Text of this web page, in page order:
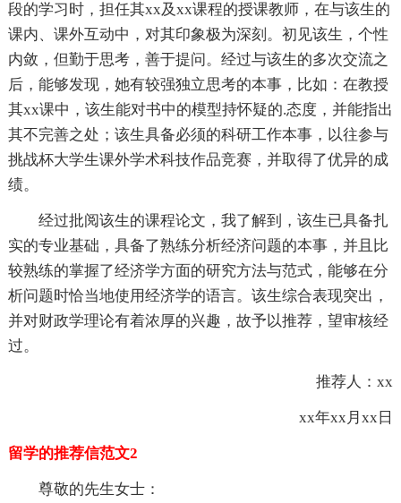
段的学习时，担任其xx及xx课程的授课教师，在与该生的
课内、课外互动中，对其印象极为深刻。初见该生，个性
内敛，但勤于思考，善于提问。经过与该生的多次交流之
后，能够发现，她有较强独立思考的本事，比如：在教授
其xx课中，该生能对书中的模型持怀疑的.态度，并能指出
其不完善之处；该生具备必须的科研工作本事，以往参与
挑战杯大学生课外学术科技作品竞赛，并取得了优异的成
绩。
经过批阅该生的课程论文，我了解到，该生已具备扎
实的专业基础，具备了熟练分析经济问题的本事，并且比
较熟练的掌握了经济学方面的研究方法与范式，能够在分
析问题时恰当地使用经济学的语言。该生综合表现突出，
并对财政学理论有着浓厚的兴趣，故予以推荐，望审核经
过。
推荐人：xx
xx年xx月xx日
留学的推荐信范文2
尊敬的先生女士：